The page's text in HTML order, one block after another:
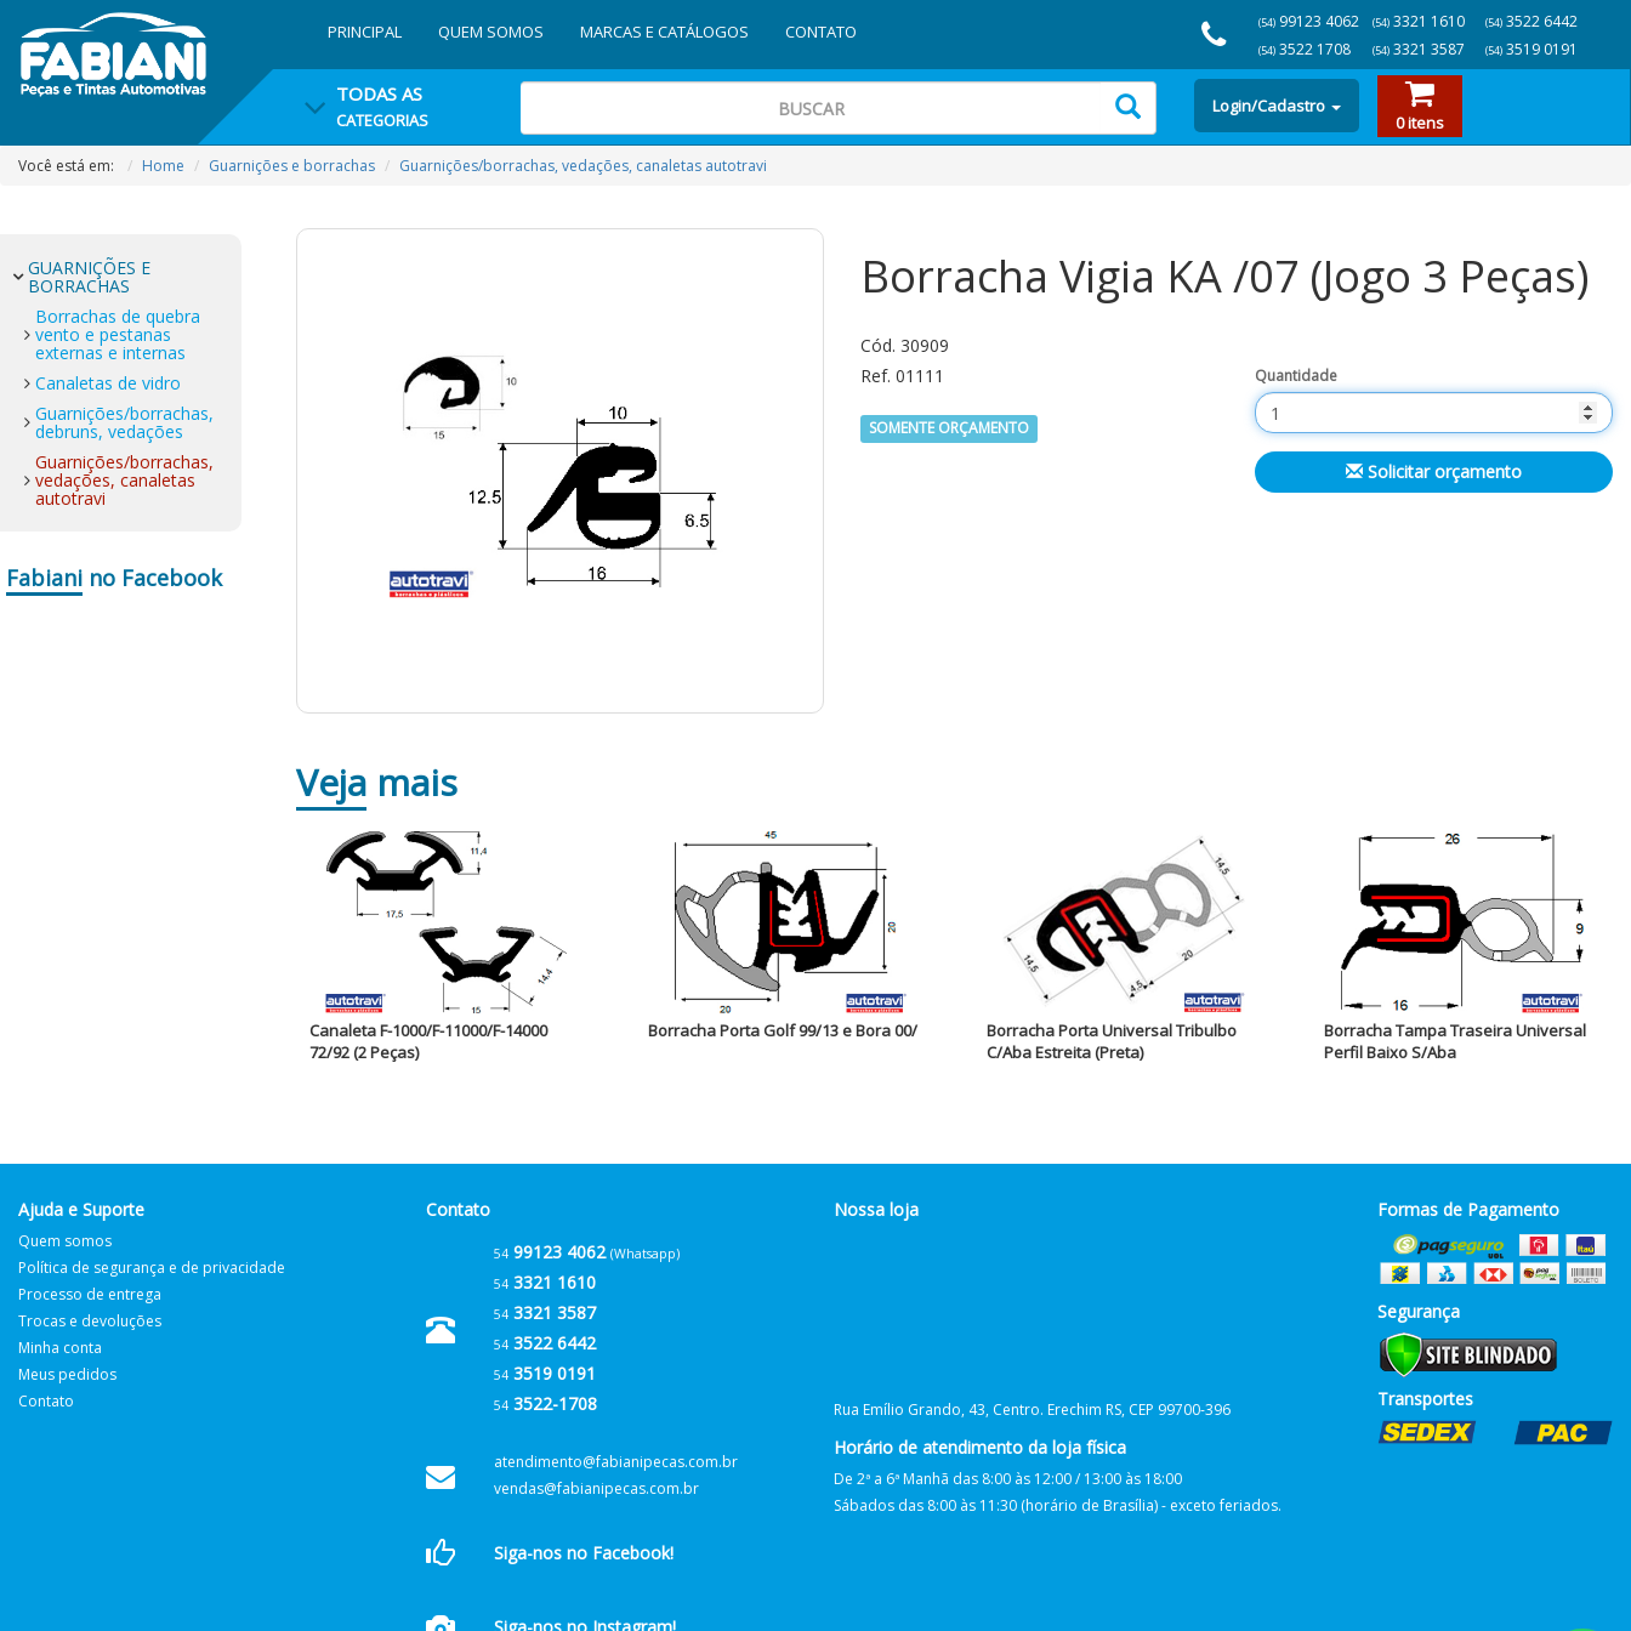
PRINCIPAL QUEM SOMOS MARCAS E CATÁLOGOS CONTATO (54) 99123 4062
(54) 3522 1708
(54)3321 1610
(54)3321 3587
(54)3522 6442
(54)3519 0191
TODAS AS
CATEGORIAS
Login/Cadastro
0 itens
Você está em: Home Guarnições e borrachas Guarnições/borrachas, vedações, canaletas autotravi
GUARNIÇÕES E
BORRACHAS
Borrachas de quebra
vento e pestanas
externas e internas
Canaletas de vidro
Guarnições/borrachas,
debruns, vedações
Guarnições/borrachas,
vedações, canaletas
autotravi
Fabiani no Facebook
Borracha Vigia KA /07 (Jogo 3 Peças)
Cód. 30909
Ref. 01111
SOMENTE ORÇAMENTO
Quantidade
Solicitar orçamento
Veja mais
Canaleta F-1000/F-11000/F-14000
72/92 (2 Peças)
Borracha Porta Golf 99/13 e Bora 00/
Borracha Porta Universal Tribulbo
C/Aba Estreita (Preta)
Borracha Tampa Traseira Universal
Perfil Baixo S/Aba
Ajuda e Suporte
Quem somos
Política de segurança e de privacidade
Processo de entrega
Trocas e devoluções
Minha conta
Meus pedidos
Contato
Contato
54 99123 4062 (Whatsapp)
54 3321 1610
54 3321 3587
54 3522 6442
54 3519 0191
54 3522-1708
atendimento@fabianipecas.com.br
vendas@fabianipecas.com.br
Siga-nos no Facebook!
Siga-nos no Instagram!
Nossa loja
Rua Emílio Grando, 43, Centro. Erechim RS, CEP 99700-396
Horário de atendimento da loja física
De 2ª a 6ª Manhã das 8:00 às 12:00 / 13:00 às 18:00
Sábados das 8:00 às 11:30 (horário de Brasília) - exceto feriados.
Formas de Pagamento
Segurança
Transportes